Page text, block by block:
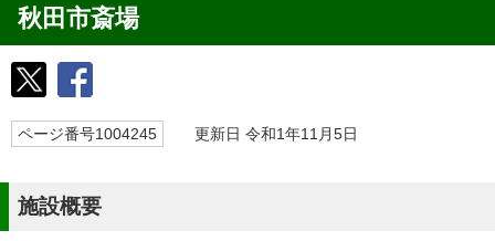
秋田市斎場
ページ番号1004245 更新日 令和1年11月5日
施設概要